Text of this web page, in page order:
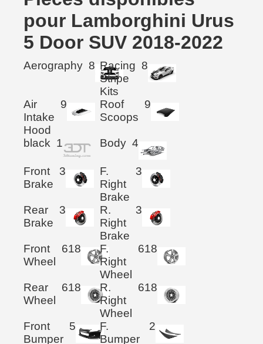
pour Lamborghini Urus
5 Door SUV 2018-2022
Aerography 8 Racing
Stripe
Kits
8
Air
Intake
Hood
9
Roof
Scoops
9
black 1 Body 4
Front
Brake
3
F.
Right
Brake
3
Rear
Brake
3
R.
Right
Brake
3
Front
Wheel
618
F.
Right
Wheel
618
Rear
Wheel
618
R.
Right
Wheel
618
Front
Bumper
5
F.
Bumper
2